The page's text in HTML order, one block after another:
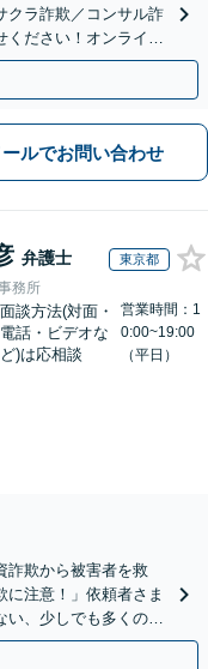
クラ詐欺／コンサル詐
ください！オンライン
ールでお問い合わせ
弁護士 東京都
務所
面談方法(対面・
電話・ビデオな
ど)は応相談
営業時間：1
0:00~19:00
（平日）
詐欺から被害者を救
注意！」依頼者さま
い、少しでも多くの返